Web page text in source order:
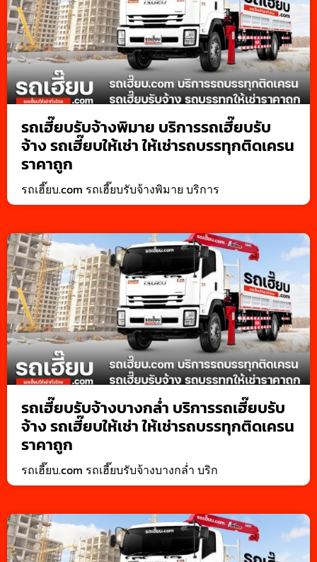
รถเฮี๊ยบรับจ้างพิมาย บริการรถเฮี๊ยบรับ
จ้าง รถเฮี๊ยบให้เช่า ให้เช่ารถบรรทุกติดเครน
ราคาถูก
รถเฮี๊ยบ.com รถเฮี๊ยบรับจ้างพิมาย บริการ
รถเฮี๊ยบรับจ้างบางกล่ำ บริการรถเฮี๊ยบรับ
จ้าง รถเฮี๊ยบให้เช่า ให้เช่ารถบรรทุกติดเครน
ราคาถูก
รถเฮี๊ยบ.com รถเฮี๊ยบรับจ้างบางกล่ำ บริก